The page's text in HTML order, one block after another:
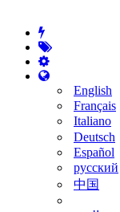
English
Français
Italiano
Deutsch
Español
русский
中国